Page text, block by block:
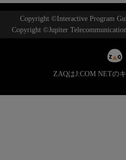
Copyright ©Interactive Program
Copyright ©Jupiter
ZAQはJ:COM NETの